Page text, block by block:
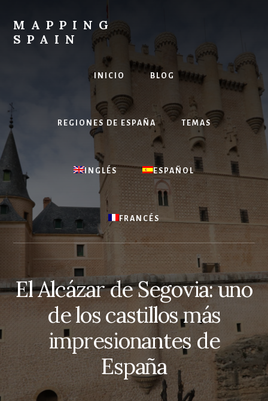
content
MAPPING
SPAIN
INICIO BLOG
REGIONES DE ESPAÑA TEMAS
INGLÉS ESPAÑOL
FRANCÉS
El Alcázar de Segovia: uno
de los castillos más
impresionantes de
España